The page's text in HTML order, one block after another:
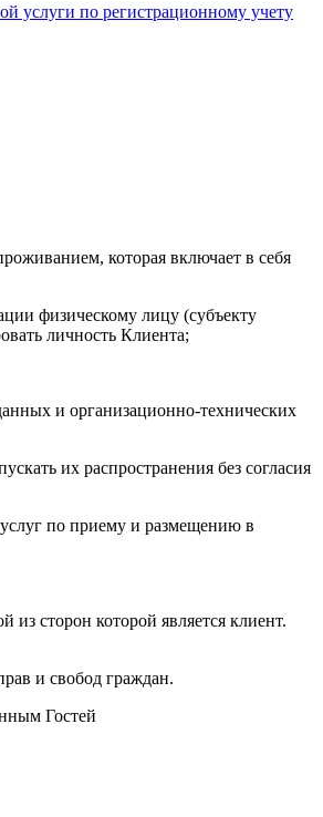
услуги по регистрационному учету
которая включает в себя
физическому лицу (субъекту
личность Клиента;
и организационно-технических
их распространения без согласия
по приему и размещению в
сторон которой является клиент.
и свобод граждан.
Гостей